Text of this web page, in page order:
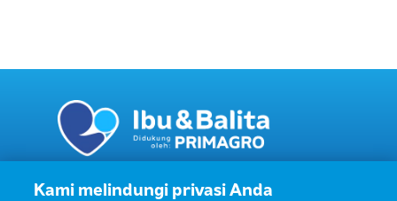
Kami melindungi privasi Anda